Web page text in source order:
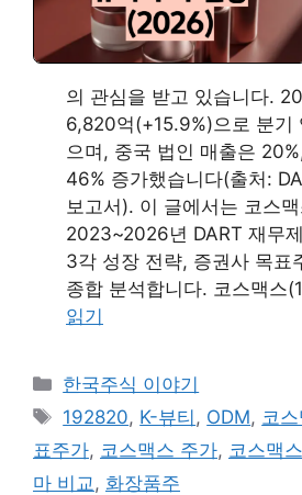
의 관심을 받고 있습니다.
6,820억(+15.9%)으로 분기
으며, 중국 법인 매출은
46% 증가했습니다(출처:
보고서). 이 글에서는 코스
2023~2026년 DART 재무
3각 성장 전략, 증권사 목표
종합 분석합니다. 코스맥스
읽기
카
테
리
한국주식 이야기
태
그
192820, K-뷰티 , ODM, 코
표주가, 코스맥스 주가, 코스맥
마 비교, 화장품주